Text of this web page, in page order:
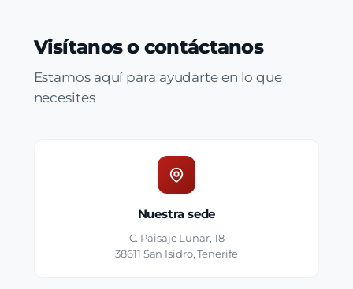
Visítanos o contáctanos
Estamos aquí para ayudarte en lo que
necesites
Nuestra sede
C. Paisaje Lunar, 18
38611 San Isidro, Tenerife